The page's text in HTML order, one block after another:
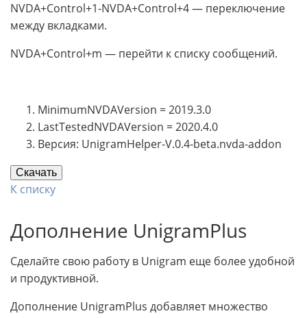
NVDA+Control+1-NVDA+Control+4 — переключение
между вкладками.
NVDA+Control+m — перейти к списку сообщений.
MinimumNVDAVersion = 2019.3.0
LastTestedNVDAVersion = 2020.4.0
Версия: UnigramHelper-V.0.4-beta.nvda-addon
Скачать
К списку
Дополнение UnigramPlus
Сделайте свою работу в Unigram еще более удобной
и продуктивной.
Дополнение UnigramPlus добавляет множество